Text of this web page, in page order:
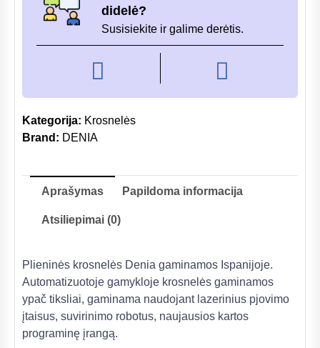
didelė?
Susisiekite ir galime derėtis.
Kategorija: Krosnelės
Brand: DENIA
Aprašymas Papildoma informacija
Atsiliepimai (0)
Plieninės krosnelės Denia gaminamos Ispanijoje.
Automatizuotoje gamykloje krosnelės gaminamos
ypač tiksliai, gaminama naudojant lazerinius pjovimo
įtaisus, suvirinimo robotus, naujausios kartos
programinę įrangą.